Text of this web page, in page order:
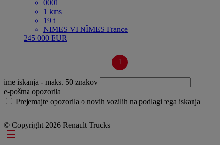
0001
1 kms
19 t
NIMES VI NÎMES France
245 000 EUR
1
ime iskanja - maks. 50 znakov
e-poštna opozorila
Prejemajte opozorila o novih vozilih na podlagi tega iskanja
© Copyright 2026 Renault Trucks
Footer